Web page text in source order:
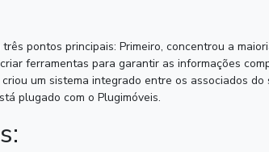
pontos principais: Primeiro, concentrou a
ferramentas para garantir as informações
um sistema integrado entre os associados
plugado com o Plugimóveis.